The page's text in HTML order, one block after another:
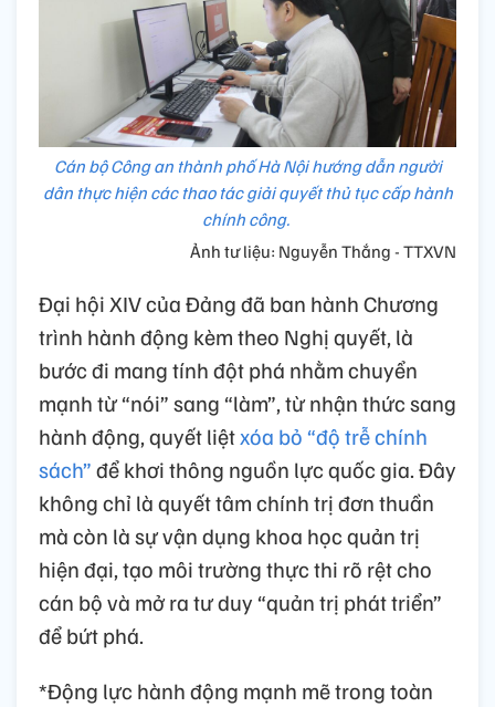
Cán bộ Công an thành phố Hà Nội hướng dẫn người
dân thực hiện các thao tác giải quyết thủ tục cấp hành
chính công.
Ảnh tư liệu: Nguyễn Thắng - TTXVN
Đại hội XIV của Đảng đã ban hành Chương
trình hành động kèm theo Nghị quyết, là
bước đi mang tính đột phá nhằm chuyển
mạnh từ “nói” sang “làm”, từ nhận thức sang
hành động, quyết liệtxóa bỏ “độ trễ chính
sách”để khơi thông nguồn lực quốc gia. Đây
không chỉ là quyết tâm chính trị đơn thuần
mà còn là sự vận dụng khoa học quản trị
hiện đại, tạo môi trường thực thi rõ rệt cho
cán bộ và mở ra tư duy “quản trị phát triển”
để bứt phá.
*Động lực hành động mạnh mẽ trong toàn